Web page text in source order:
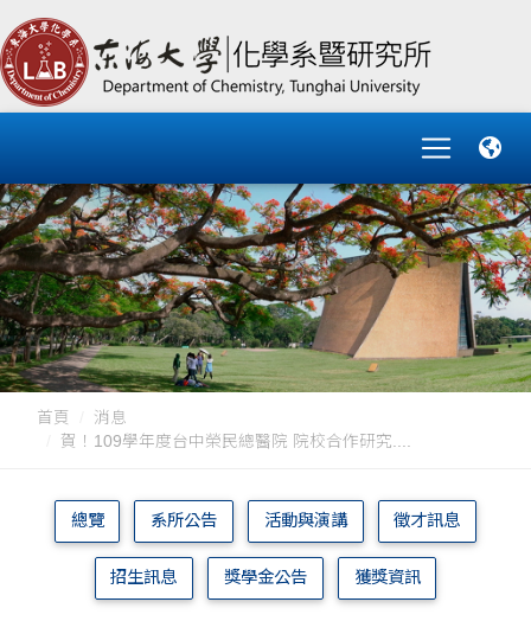
首頁
消息
賀！109學年度台中榮民總醫院 院校合作研究....
總覽 系所公告 活動與演講 徵才訊息
招生訊息 獎學金公告 獲獎資訊